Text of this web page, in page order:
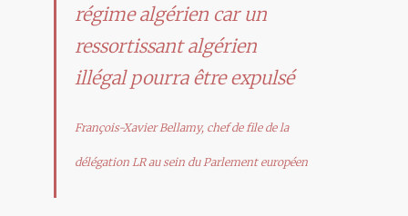
régime algérien car un
ressortissant algérien
illégal pourra être expulsé
François-Xavier Bellamy, chef de file de la
délégation LR au sein du Parlement européen